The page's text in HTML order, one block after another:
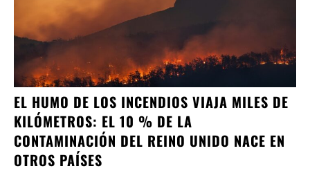
EL HUMO DE LOS INCENDIOS VIAJA MILES DE
KILÓMETROS: EL 10 % DE LA
CONTAMINACIÓN DEL REINO UNIDO NACE EN
OTROS PAÍSES